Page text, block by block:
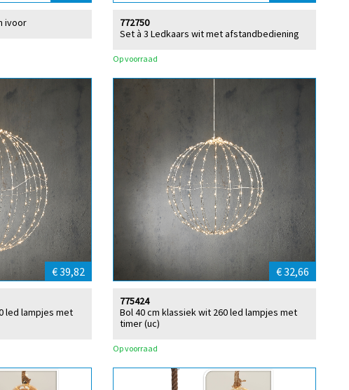
ivoor
Set à 3 Ledkaars wit met afstandbediening
772750
Op voorraad
€ 39,82
led lampjes met
€ 32,66
Bol 40 cm klassiek wit 260 led lampjes met
timer (uc)
775424
Op voorraad